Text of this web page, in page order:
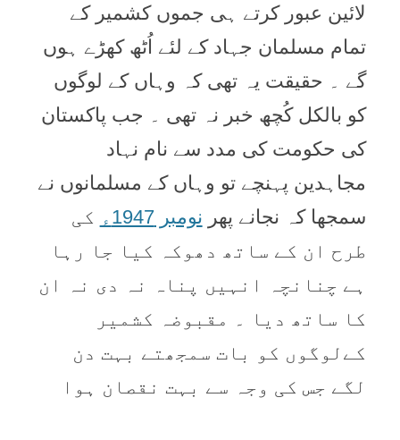
لائین عبور کرتے ہی جموں کشمیر کے
تمام مسلمان جہاد کے لئے اُٹھ کھڑے ہوں
گے ۔ حقیقت یہ تھی کہ وہاں کے لوگوں
کو بالکل کُچھ خبر نہ تھی ۔ جب پاکستان
کی حکومت کی مدد سے نام نہاد
مجاہدین پہنچے تو وہاں کے مسلمانوں نے
سمجھا کہ نجانے پھر نومبر 1947ء
کی
طرح ان کے ساتھ دھوکہ کیا جا رہا
ہے چنانچہ انہیں پناہ نہ دی نہ ان
کا ساتھ دیا ۔ مقبوضہ کشمیر
کےلوگوں کو بات سمجھتے بہت دن
لگے جس کی وجہ سے بہت نقصان ہوا